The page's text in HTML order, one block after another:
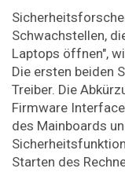
Schwachstellen,
Laptops öffnen",
Die ersten beiden
Treiber. Die
Firmware
des Mainboards
Starten des